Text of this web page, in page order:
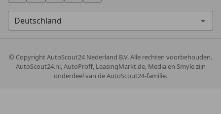
© CopyrightAutoScout24 Nederland B.V. Alle rechten voorbehouden.
AutoScout24.nl, AutoProff, LeasingMarkt.de, Media en Smyle zijn
onderdeel van de AutoScout24-familie.